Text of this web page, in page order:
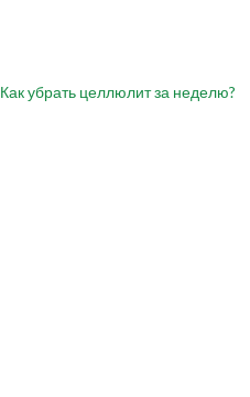
Как убрать целлюлит за неделю?